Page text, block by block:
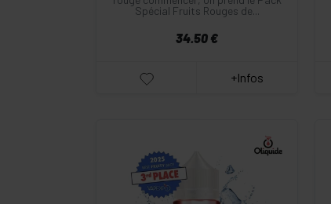
Spécial Fruits Rouges de...
34.50 €
+Infos